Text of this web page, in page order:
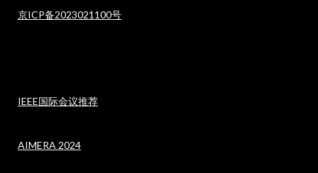
京ICP备2023021100号
IEEE国际会议推荐
AIMERA 2024